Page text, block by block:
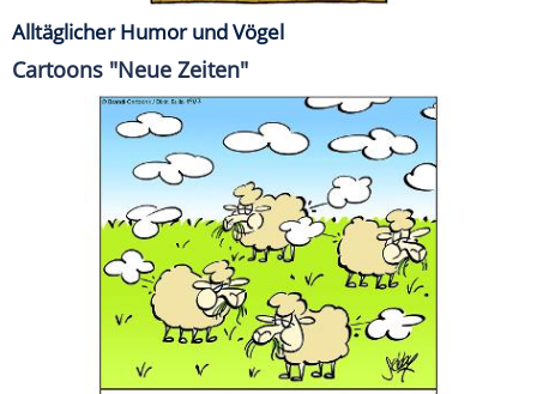
Alltäglicher Humor und Vögel
Cartoons "Neue Zeiten"